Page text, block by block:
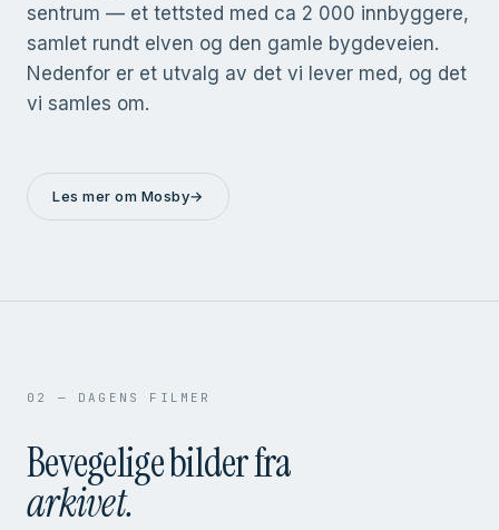
sentrum — et tettsted med ca 2 000 innbyggere,
samlet rundt elven og den gamle bygdeveien.
Nedenfor er et utvalg av det vi lever med, og det
vi samles om.
Les mer om Mosby→
02 — DAGENS FILMER
Bevegelige bilder fra
arkivet.